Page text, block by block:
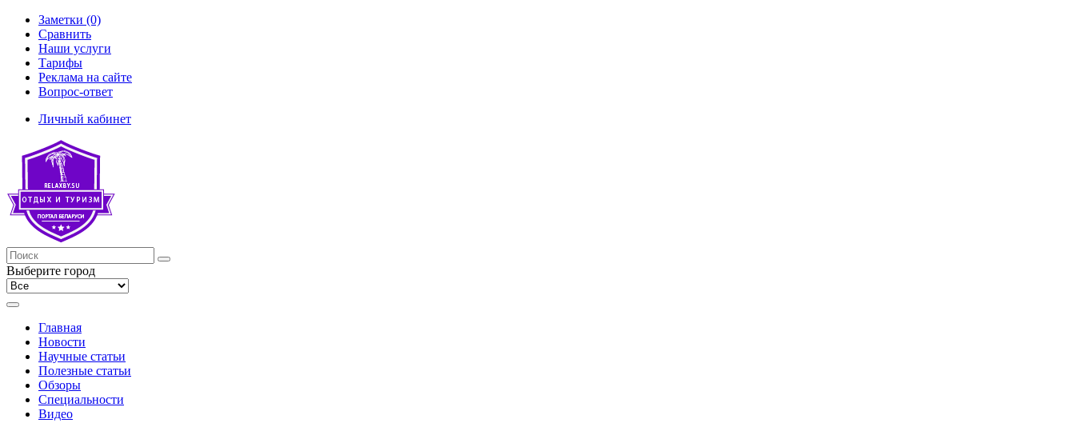
Заметки (0)
Сравнить
Наши услуги
Тарифы
Реклама на сайте
Вопрос-ответ
Личный кабинет
Выберите город
Главная
Новости
Научные статьи
Полезные статьи
Обзоры
Специальности
Видео